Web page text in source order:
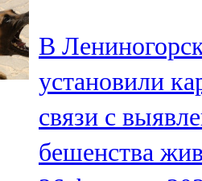
105,5 FM
В
установили
связи с
бешенства